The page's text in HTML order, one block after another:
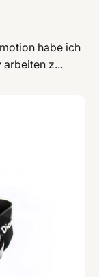
habe ich
arbeiten z...